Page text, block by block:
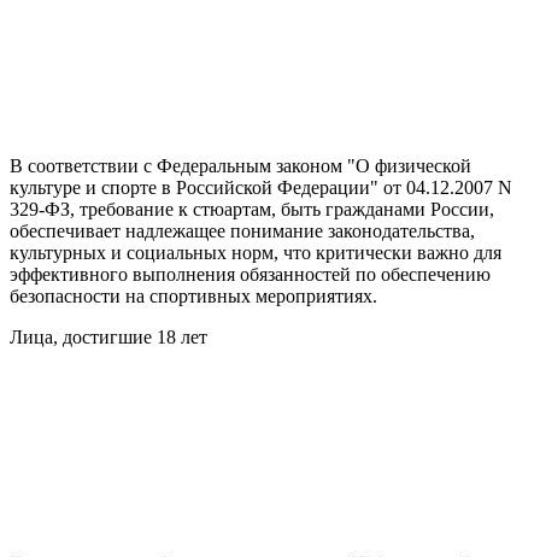
В соответствии с Федеральным законом "О физической
культуре и спорте в Российской Федерации" от 04.12.2007 N
329-ФЗ, требование к стюартам, быть гражданами России,
обеспечивает надлежащее понимание законодательства,
культурных и социальных норм, что критически важно для
эффективного выполнения обязанностей по обеспечению
безопасности на спортивных мероприятиях.
Лица, достигшие 18 лет